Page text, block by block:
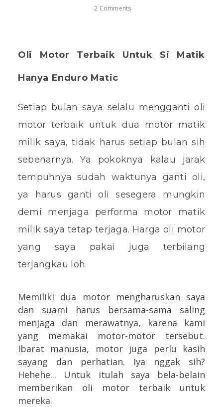
2 Comments
Oli Motor Terbaik Untuk Si Matik
Hanya Enduro Matic
Setiap bulan saya selalu mengganti oli
motor terbaik untuk dua motor matik
milik saya, tidak harus setiap bulan sih
sebenarnya. Ya pokoknya kalau jarak
tempuhnya sudah waktunya ganti oli,
ya harus ganti oli sesegera mungkin
demi menjaga performa motor matik
milik saya tetap terjaga. Harga oli motor
yang saya pakai juga terbilang
terjangkau loh.
Memiliki dua motor mengharuskan saya
dan suami harus bersama-sama saling
menjaga dan merawatnya, karena kami
yang memakai motor-motor tersebut.
Ibarat manusia, motor juga perlu kasih
sayang dan perhatian. Iya nggak sih?
Hehehe... Untuk itulah saya bela-belain
memberikan oli motor terbaik untuk
mereka.